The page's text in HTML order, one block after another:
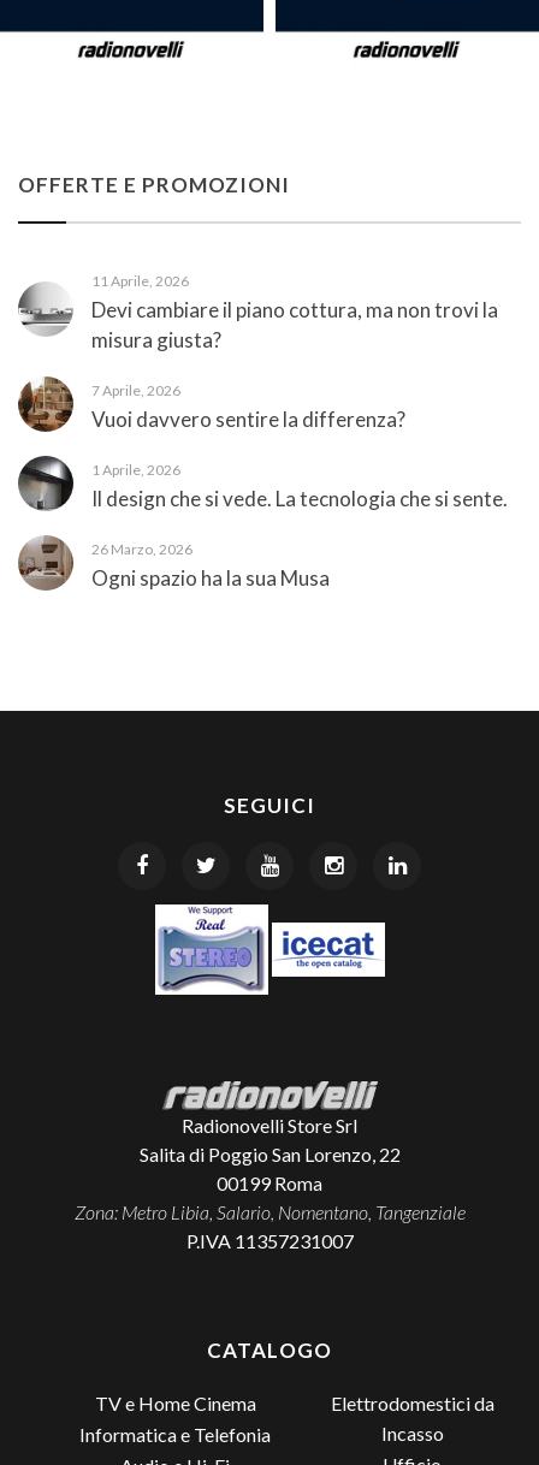
OFFERTE E PROMOZIONI
11 Aprile, 2026
Devi cambiare il piano cottura, ma non trovi la
misura giusta?
7 Aprile, 2026
Vuoi davvero sentire la differenza?
1 Aprile, 2026
Il design che si vede. La tecnologia che si sente.
26 Marzo, 2026
Ogni spazio ha la sua Musa
SEGUICI
Radionovelli Store Srl
Salita di Poggio San Lorenzo, 22
00199 Roma
Zona: Metro Libia, Salario, Nomentano, Tangenziale
P.IVA 11357231007
CATALOGO
TV e Home Cinema
Informatica e Telefonia
Elettrodomestici da
Incasso